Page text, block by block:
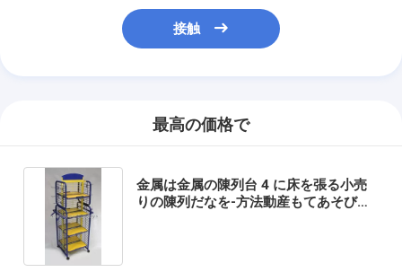
接触
最高の価格で
金属は金属の陳列台 4 に床を張る小売
りの陳列だなを-方法動産もてあそびま